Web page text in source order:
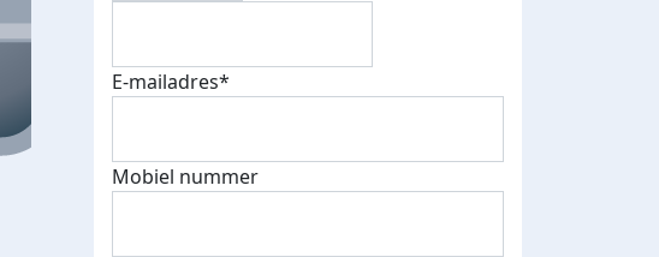
E-mails verstuurd
€500 euro opgehaald: t-shirt
E-mailadres*
Mobiel nummer